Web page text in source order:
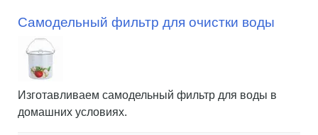
Самодельный фильтр для очистки воды
Изготавливаем самодельный фильтр для воды в
домашних условиях.